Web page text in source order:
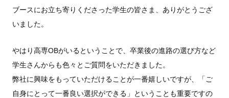
ブースにお立ち寄りくださった学生の皆さま、ありがとうござ
いました。
やはり高専OBがいるということで、卒業後の進路の選び方など
学生さんからも色々とご質問をいただきました。
弊社に興味をもっていただけることが一番嬉しいですが、「ご
自身にとって一番良い選択ができる」ということも重要ですの